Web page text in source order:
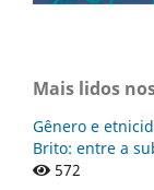
Mais lidos
Gênero e
Brito: entre a
572